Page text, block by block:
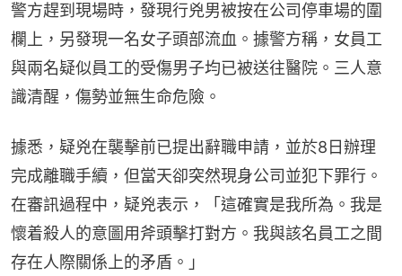
警方趕到現場時，發現行兇男被按在公司停車場的圍
欄上，另發現一名女子頭部流血。據警方稱，女員工
與兩名疑似員工的受傷男子均已被送往醫院。三人意
識清醒，傷勢並無生命危險。
據悉，疑兇在襲擊前已提出辭職申請，並於8日辦理
完成離職手續，但當天卻突然現身公司並犯下罪行。
在審訊過程中，疑兇表示，「這確實是我所為。我是
懷着殺人的意圖用斧頭擊打對方。我與該名員工之間
存在人際關係上的矛盾。」